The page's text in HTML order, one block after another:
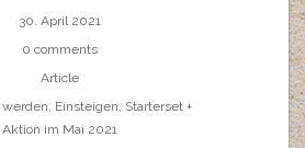
30. April 2021
0 comments
Article
werden, Einsteigen, Starterset +
Aktion im Mai 2021